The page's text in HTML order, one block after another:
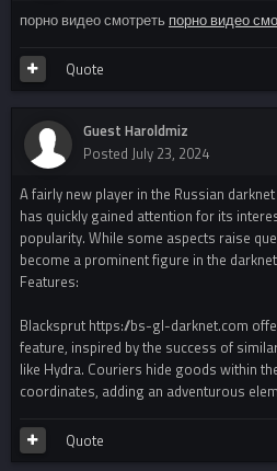
порно видео смотреть порно видео
Quote
Guest Haroldmiz
Posted July 23, 2024
A fairly new player in the Russian
has quickly gained attention for its
popularity. While some aspects raise
become a prominent figure in the
Features:
Blacksprut https://bs-gl-darknet.com
feature, inspired by the success of
like Hydra. Couriers hide goods within
coordinates, adding an adventurous
Quote